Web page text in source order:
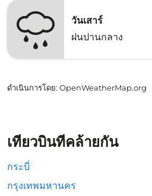
วันเสาร์
ฝนปานกลาง
ดำเนินการโดย: OpenWeatherMap.org
เที่ยวบินที่คล้ายกัน
กระบี่
กรุงเทพมหานคร